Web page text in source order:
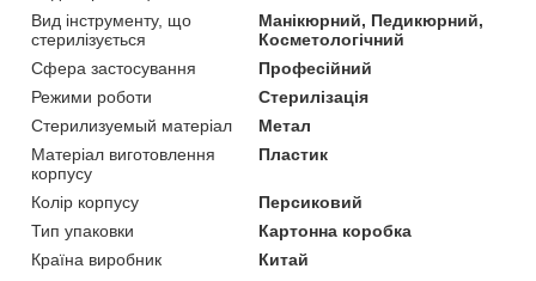
Вид інструменту, що
стерилізується
Манікюрний, Педикюрний,
Косметологічний
Сфера застосування
Професійний
Режими роботи
Стерилізація
Стерилизуемый матеріал
Метал
Матеріал виготовлення
корпусу
Пластик
Колір корпусу
Персиковий
Тип упаковки
Картонна коробка
Країна виробник
Китай